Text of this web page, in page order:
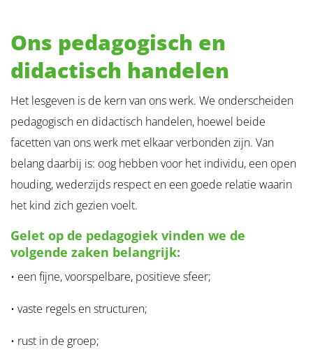
Ons pedagogisch en
didactisch handelen
Het lesgeven is de kern van ons werk. We onderscheiden
pedagogisch en didactisch handelen, hoewel beide
facetten van ons werk met elkaar verbonden zijn. Van
belang daarbij is: oog hebben voor het individu, een open
houding, wederzijds respect en een goede relatie waarin
het kind zich gezien voelt.
Gelet op de pedagogiek vinden we de
volgende zaken belangrijk:
• een fijne, voorspelbare, positieve sfeer;
• vaste regels en structuren;
• rust in de groep;